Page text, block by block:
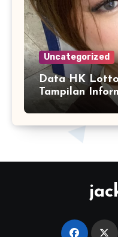
Uncategorized
Data HK
Tampilan
Visualisasi